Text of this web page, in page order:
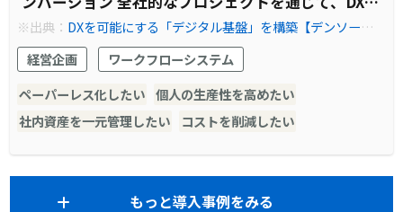
可能にする「デジタル基盤」を構築
※出典： DXを可能にする「デジタル基盤」を構築【デンソーテ
ン様】 | ワークフロー 楽々WorkflowII
経営企画
ワークフローシステム
ペーパーレス化したい 個人の生産性を高めたい
社内資産を一元管理したい
コストを削減したい
もっと導入事例をみる